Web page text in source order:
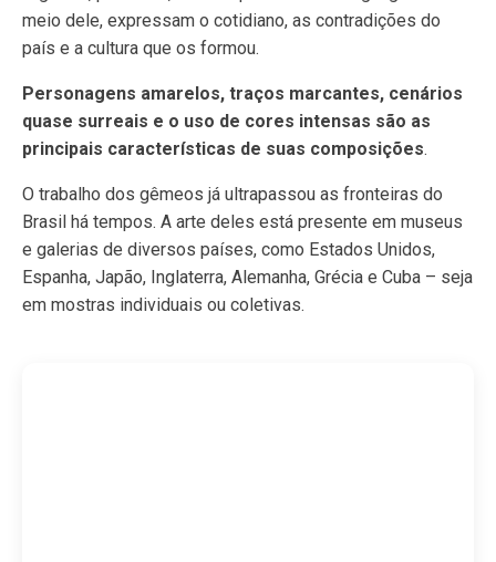
meio dele, expressam o cotidiano, as contradições do
país e a cultura que os formou.
Personagens amarelos, traços marcantes, cenários
quase surreais e o uso de cores intensas são as
principais características de suas composições.
O trabalho dos gêmeos já ultrapassou as fronteiras do
Brasil há tempos. A arte deles está presente em museus
e galerias de diversos países, como Estados Unidos,
Espanha, Japão, Inglaterra, Alemanha, Grécia e Cuba – seja
em mostras individuais ou coletivas.